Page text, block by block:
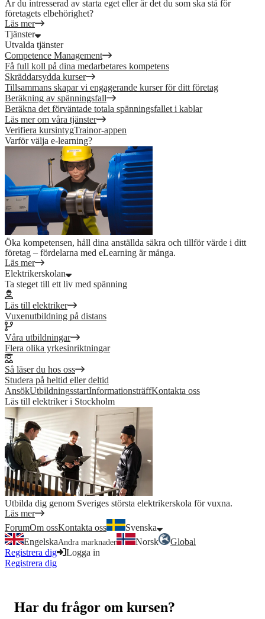
Är du intresserad av starta eget eller är det du som ska stå för
företagets elbehörighet?
Läs mer
Tjänster
Utvalda tjänster
Competence Management
Få full koll på dina medarbetares kompetens
Skräddarsydda kurser
Tillsammans skapar vi engagerande kurser för ditt företag
Beräkning av spänningsfall
Beräkna det förväntade totala spänningsfallet i kablar
Läs mer om våra tjänster
Verifiera kursintygTrainor-appen
Varför välja e-learning?
Öka kompetensen, håll dina anställda säkra och tillför värde i ditt
företag – fördelarna med eLearning är många.
Läs mer
Elektrikerskolan
Ta steget till ett liv med spänning
Läs till elektriker
Vuxenutbildning på distans
Våra utbildningar
Flera olika yrkesinriktningar
Så läser du hos oss
Studera på heltid eller deltid
AnsökUtbildningsstartInformationsträffKontakta oss
Läs till elektriker i Stockholm
Utbilda dig genom Sveriges största elektrikerskola för vuxna.
Läs mer
ForumOm ossKontakta oss
Svenska
EngelskaAndra marknader Norsk
Global
Registrera dig
Logga in
Registrera dig
Har du frågor om kursen?